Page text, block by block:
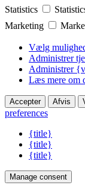
Statistics
Marketing
Vælg
Administrer
Administrer
Læs mere om
Accepter Afvis
preferences
{title}
{title}
{title}
Manage consent